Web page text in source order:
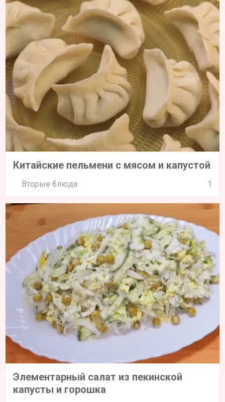
Китайские пельмени с мясом и капустой
Вторые блюда 1
Элементарный салат из пекинской
капусты и горошка